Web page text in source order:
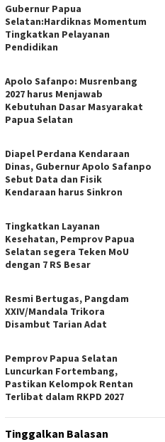
Gubernur Papua
Selatan:Hardiknas Momentum
Tingkatkan Pelayanan
Pendidikan
Apolo Safanpo: Musrenbang
2027 harus Menjawab
Kebutuhan Dasar Masyarakat
Papua Selatan
Diapel Perdana Kendaraan
Dinas, Gubernur Apolo Safanpo
Sebut Data dan Fisik
Kendaraan harus Sinkron
Tingkatkan Layanan
Kesehatan, Pemprov Papua
Selatan segera Teken MoU
dengan 7 RS Besar
Resmi Bertugas, Pangdam
XXIV/Mandala Trikora
Disambut Tarian Adat
Pemprov Papua Selatan
Luncurkan Fortembang,
Pastikan Kelompok Rentan
Terlibat dalam RKPD 2027
Tinggalkan Balasan